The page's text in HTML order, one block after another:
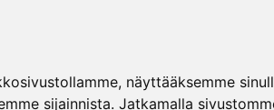
näyttääksemme
sijainnista. Jatkamalla